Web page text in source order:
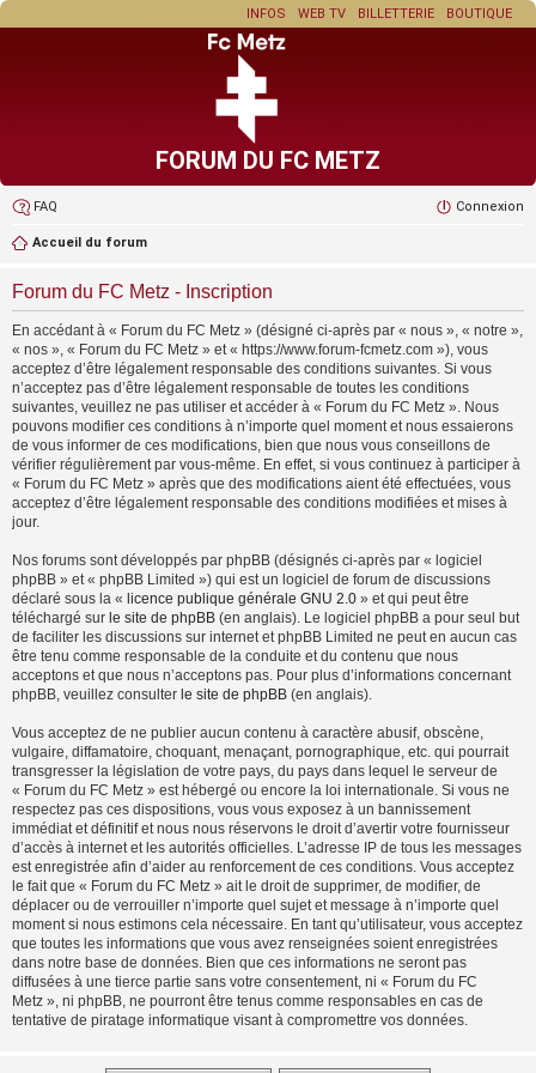
BOUTIQUE
BILLETTERIE
WEB TV
INFOS
FORUM DU FC METZ
FAQ Connexion
Accueil du forum
Forum du FC Metz - Inscription
En accédant à « Forum du FC Metz » (désigné ci-après par « nous », « notre »,
« nos », « Forum du FC Metz » et « https://www.forum-fcmetz.com »), vous
acceptez d’être légalement responsable des conditions suivantes. Si vous
n’acceptez pas d’être légalement responsable de toutes les conditions
suivantes, veuillez ne pas utiliser et accéder à « Forum du FC Metz ». Nous
pouvons modifier ces conditions à n’importe quel moment et nous essaierons
de vous informer de ces modifications, bien que nous vous conseillons de
vérifier régulièrement par vous-même. En effet, si vous continuez à participer à
« Forum du FC Metz » après que des modifications aient été effectuées, vous
acceptez d’être légalement responsable des conditions modifiées et mises à
jour.
Nos forums sont développés par phpBB (désignés ci-après par « logiciel
phpBB » et « phpBB Limited ») qui est un logiciel de forum de discussions
déclaré sous la « licence publique générale GNU 2.0 » et qui peut être
téléchargé sur le site de phpBB (en anglais). Le logiciel phpBB a pour seul but
de faciliter les discussions sur internet et phpBB Limited ne peut en aucun cas
être tenu comme responsable de la conduite et du contenu que nous
acceptons et que nous n’acceptons pas. Pour plus d’informations concernant
phpBB, veuillez consulter le site de phpBB (en anglais).
Vous acceptez de ne publier aucun contenu à caractère abusif, obscène,
vulgaire, diffamatoire, choquant, menaçant, pornographique, etc. qui pourrait
transgresser la législation de votre pays, du pays dans lequel le serveur de
« Forum du FC Metz » est hébergé ou encore la loi internationale. Si vous ne
respectez pas ces dispositions, vous vous exposez à un bannissement
immédiat et définitif et nous nous réservons le droit d’avertir votre fournisseur
d’accès à internet et les autorités officielles. L’adresse IP de tous les messages
est enregistrée afin d’aider au renforcement de ces conditions. Vous acceptez
le fait que « Forum du FC Metz » ait le droit de supprimer, de modifier, de
déplacer ou de verrouiller n’importe quel sujet et message à n’importe quel
moment si nous estimons cela nécessaire. En tant qu’utilisateur, vous acceptez
que toutes les informations que vous avez renseignées soient enregistrées
dans notre base de données. Bien que ces informations ne seront pas
diffusées à une tierce partie sans votre consentement, ni « Forum du FC
Metz », ni phpBB, ne pourront être tenus comme responsables en cas de
tentative de piratage informatique visant à compromettre vos données.